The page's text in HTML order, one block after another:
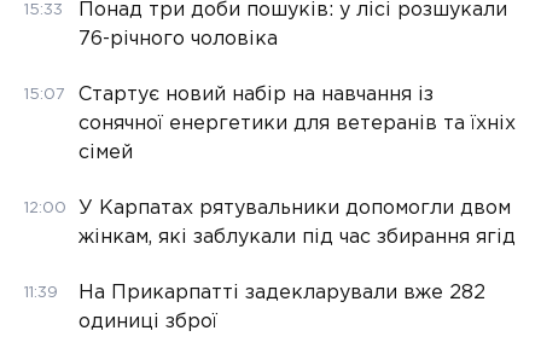
15:33
Понад три доби пошуків: у лісі розшукали
76-річного чоловіка
15:07
Стартує новий набір на навчання із
сонячної енергетики для ветеранів та їхніх
сімей
12:00
У Карпатах рятувальники допомогли двом
жінкам, які заблукали під час збирання ягід
11:39
На Прикарпатті задекларували вже 282
одиниці зброї